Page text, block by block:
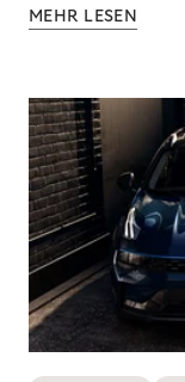
MEHR LESEN